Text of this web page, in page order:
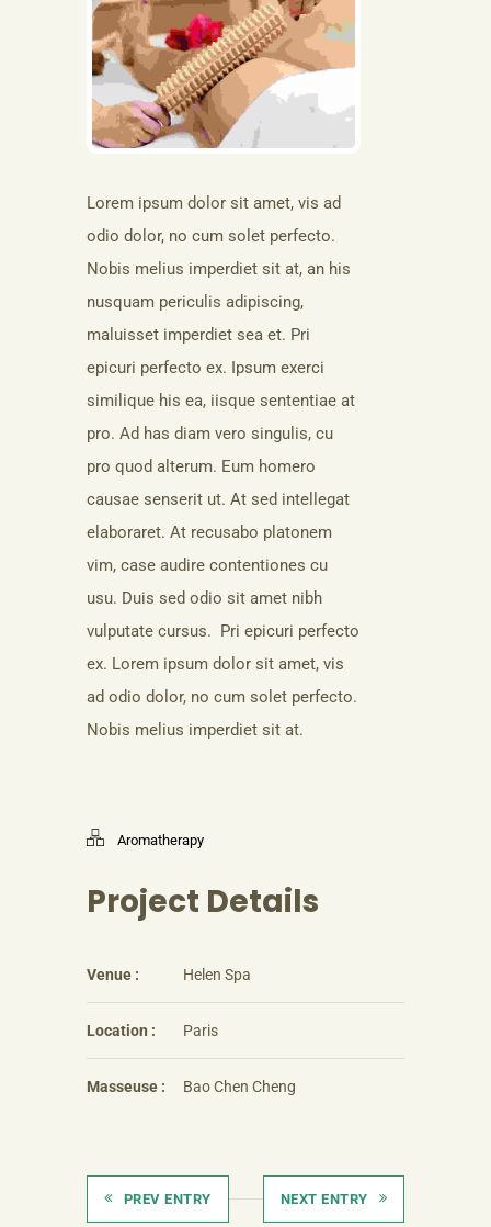
Lorem ipsum dolor sit amet, vis ad
odio dolor, no cum solet perfecto.
Nobis melius imperdiet sit at, an his
nusquam periculis adipiscing,
maluisset imperdiet sea et. Pri
epicuri perfecto ex. Ipsum exerci
similique his ea, iisque sententiae at
pro. Ad has diam vero singulis, cu
pro quod alterum. Eum homero
causae senserit ut. At sed intellegat
elaboraret. At recusabo platonem
vim, case audire contentiones cu
usu. Duis sed odio sit amet nibh
vulputate cursus. Pri epicuri perfecto
ex. Lorem ipsum dolor sit amet, vis
ad odio dolor, no cum solet perfecto.
Nobis melius imperdiet sit at.
Aromatherapy
Project Details
Venue : Helen Spa
Location : Paris
Masseuse : Bao Chen Cheng
PREV ENTRY NEXT ENTRY